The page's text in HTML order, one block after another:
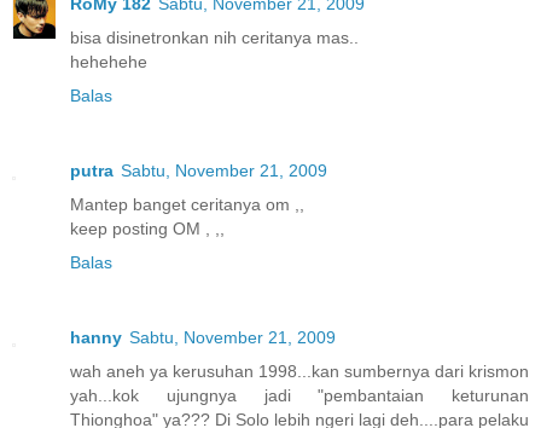
RoMy 182 Sabtu, November 21, 2009
bisa disinetronkan nih ceritanya mas..
hehehehe
Balas
putra Sabtu, November 21, 2009
Mantep banget ceritanya om ,,
keep posting OM , ,,
Balas
hanny Sabtu, November 21, 2009
wah aneh ya kerusuhan 1998...kan sumbernya dari krismon
yah...kok ujungnya jadi "pembantaian keturunan
Thionghoa" ya??? Di Solo lebih ngeri lagi deh....para pelaku